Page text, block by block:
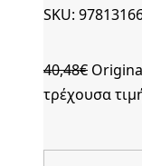
SKU:
40,48€
τρέχουσα